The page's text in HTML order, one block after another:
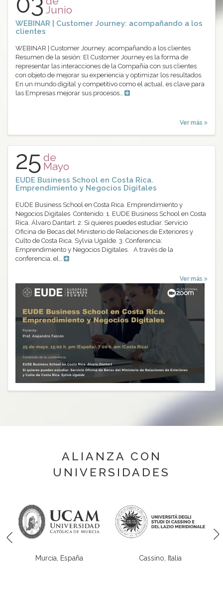
Junio
WEBINAR | Customer Journey: acompañando a los
clientes
WEBINAR | Customer Journey: acompañando a los clientes
Resumen de la sesión: El Customer Journey es la forma de
representar las interacciones de la Compañía con sus clientes
con objeto de mejorar su experiencia y optimizar los resultados.
En un mundo digital y competitivo como el actual, es clave para
las Empresas mejorar sus procesos…
Ver más
25 de
Mayo
EUDE Business School en Costa Rica.
Emprendimiento y Negocios Digitales
EUDE Business School en Costa Rica. Emprendimiento y
Negocios Digitales Contenido: 1. EUDE Business School en Costa
Rica. Álvaro Dantart. 2. Si quieres puedes estudiar. Servicio
Oficina de Becas del Ministerio de Relaciones de Exteriores y
Culto de Costa Rica. Sylvia Ugalde. 3. Conferencia:
Emprendimiento y Negocios Digitales. A través de la
conferencia, el…
Ver más
ALIANZA CON
UNIVERSIDADES